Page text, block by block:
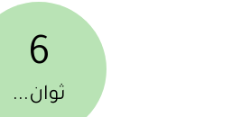
6
ثوان...